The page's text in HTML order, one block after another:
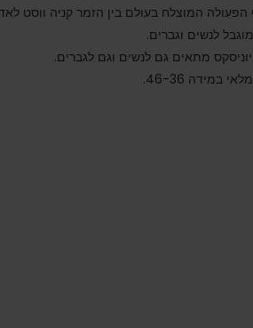
הפעולה המוצלח בעולם בין הזמר קניה ווסט
לנשים וגברים.
מתאים גם לנשים וגם לגברים.
במידה 46-36.